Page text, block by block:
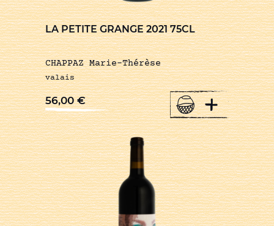
LA PETITE GRANGE 2021 75CL
CHAPPAZ Marie-Thérèse
valais
56,00€ +